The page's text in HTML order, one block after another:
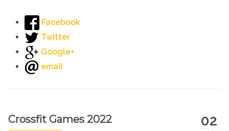
Facebook
Twitter
Google+
email
02
Crossfit Games 2022